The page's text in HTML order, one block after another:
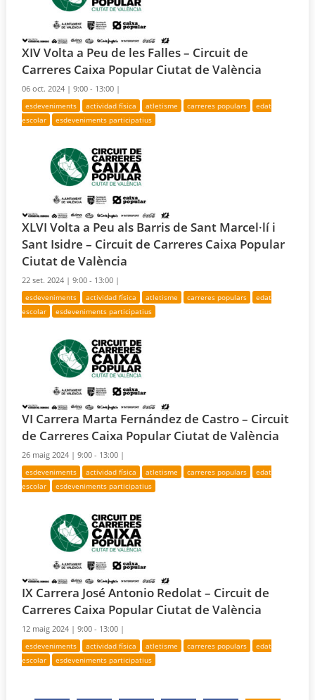
XIV Volta a Peu de les Falles – Circuit de
Carreres Caixa Popular Ciutat de València
06 oct. 2024 |9:00 - 13:00 |
esdeveniments actividad física atletisme carreres populars
edat
escolar
esdeveniments participatius
XLVI Volta a Peu als Barris de Sant Marcel·lí i
Sant Isidre – Circuit de Carreres Caixa Popular
Ciutat de València
22 set. 2024 |9:00 - 13:00 |
esdeveniments actividad física atletisme carreres populars
edat
escolar
esdeveniments participatius
VI Carrera Marta Fernández de Castro – Circuit
de Carreres Caixa Popular Ciutat de València
26 maig 2024 |9:00 - 13:00 |
esdeveniments actividad física atletisme carreres populars
edat
escolar
esdeveniments participatius
IX Carrera José Antonio Redolat – Circuit de
Carreres Caixa Popular Ciutat de València
12 maig 2024 |9:00 - 13:00 |
esdeveniments actividad física atletisme carreres populars
edat
escolar
esdeveniments participatius